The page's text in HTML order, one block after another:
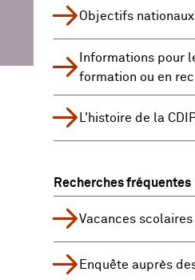
Objectifs
Informations pour
formation ou en
L'histoire de la
Recherches fréquentes
Vacances scolaires
Enquête auprès